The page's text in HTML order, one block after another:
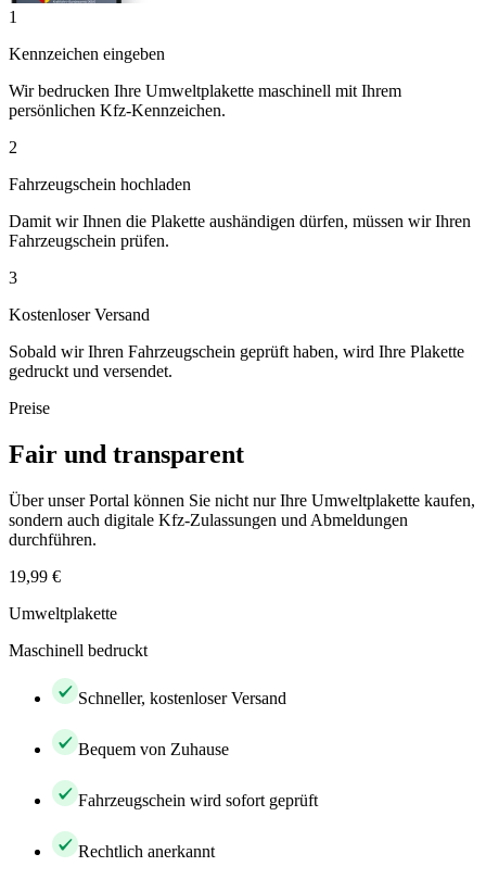
1
Kennzeichen eingeben
Wir bedrucken Ihre Umweltplakette maschinell mit Ihrem
persönlichen Kfz-Kennzeichen.
2
Fahrzeugschein hochladen
Damit wir Ihnen die Plakette aushändigen dürfen, müssen wir Ihren
Fahrzeugschein prüfen.
3
Kostenloser Versand
Sobald wir Ihren Fahrzeugschein geprüft haben, wird Ihre Plakette
gedruckt und versendet.
Preise
Fair und transparent
Über unser Portal können Sie nicht nur Ihre Umweltplakette kaufen,
sondern auch digitale Kfz-Zulassungen und Abmeldungen
durchführen.
19,99 €
Umweltplakette
Maschinell bedruckt
Schneller, kostenloser Versand
Bequem von Zuhause
Fahrzeugschein wird sofort geprüft
Rechtlich anerkannt